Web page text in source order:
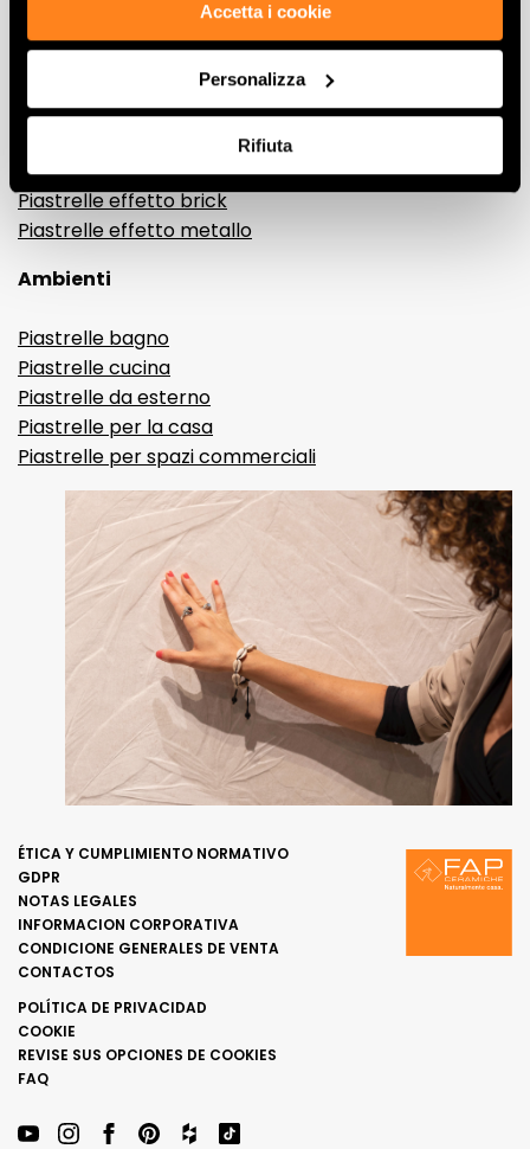
Accetta i cookie
Personalizza
Rifiuta
Gres porcellanato effetto marmo
Gres porcellanato effetto legno
Gres porcellanato effetto pietra
Gres porcellanato effetto resina e cemento
Piastrelle decorative
Piastrelle effetto brick
Piastrelle effetto metallo
Ambienti
Piastrelle bagno
Piastrelle cucina
Piastrelle da esterno
Piastrelle per la casa
Piastrelle per spazi commerciali
ÉTICA Y CUMPLIMIENTO NORMATIVO
GDPR
NOTAS LEGALES
INFORMACION CORPORATIVA
CONDICIONE GENERALES DE VENTA
CONTACTOS
POLÍTICA DE PRIVACIDAD
COOKIE
REVISE SUS OPCIONES DE COOKIES
FAQ